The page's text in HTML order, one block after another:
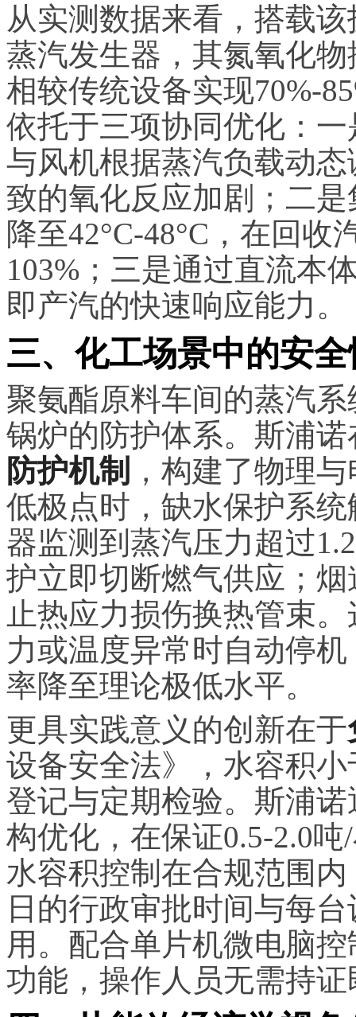
从实测数据来看，搭载
蒸汽发生器，其氮氧化物
相较传统设备实现70%-
依托于三项协同优化：
与风机根据蒸汽负载动
致的氧化反应加剧；二
降至42°C-48°C，在回
103%；三是通过直流本
即产汽的快速响应能力。
三、化工场景中的安
聚氨酯原料车间的蒸汽
锅炉的防护体系。斯浦
防护机制
，构建了物理
低极点时，缺水保护系
器监测到蒸汽压力超过
护立即切断燃气供应；
止热应力损伤换热管束
力或温度异常时自动停
率降至理论极低水平。
更具实践意义的创新在于
设备安全法》，水容积
登记与定期检验。斯浦
构优化，在保证0.5-2.0
水容积控制在合规范围
日的行政审批时间与每
用。配合单片机微电脑
功能，操作人员无需持